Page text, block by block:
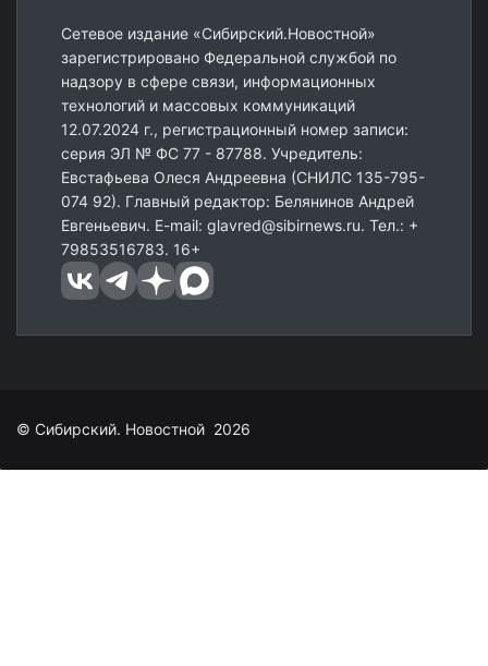
Сетевое издание «Сибирский.Новостной»
зарегистрировано Федеральной службой по
надзору в сфере связи, информационных
технологий и массовых коммуникаций
12.07.2024 г., регистрационный номер записи:
серия ЭЛ № ФС 77 - 87788. Учредитель:
Евстафьева Олеся Андреевна (СНИЛС 135-795-
074 92). Главный редактор: Белянинов Андрей
Евгеньевич. E-mail: glavred@sibirnews.ru. Тел.: +
79853516783. 16+
© Сибирский. Новостной 2026